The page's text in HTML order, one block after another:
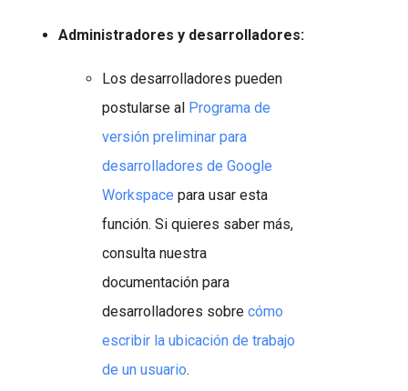
Administradores y desarrolladores:
Los desarrolladores pueden
postularse al Programa de
versión preliminar para
desarrolladores de Google
Workspace para usar esta
función. Si quieres saber más,
consulta nuestra
documentación para
desarrolladores sobre cómo
escribir la ubicación de trabajo
de un usuario.